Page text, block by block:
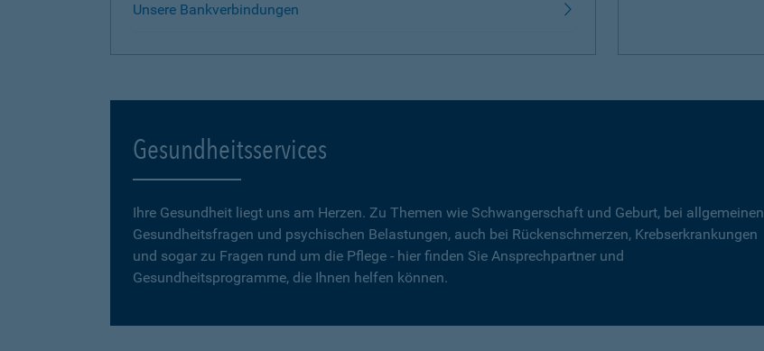
Unsere Bankverbindungen
Gesundheitsservices
Ihre Gesundheit liegt uns am Herzen. Zu Themen wie Schwangerschaft und Geburt, bei allgemeinen
Gesundheitsfragen und psychischen Belastungen, auch bei Rückenschmerzen, Krebserkrankungen
und sogar zu Fragen rund um die Pflege - hier finden Sie Ansprechpartner und
Gesundheitsprogramme, die Ihnen helfen können.